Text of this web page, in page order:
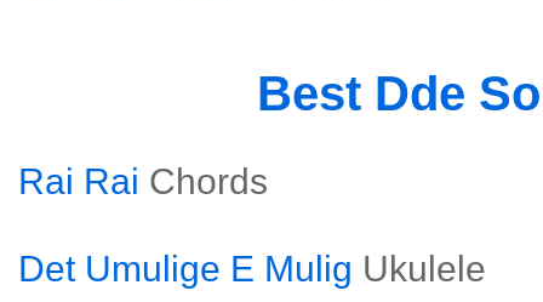
Best Dde
Rai Rai Chords
Det Umulige E Mulig Ukulele